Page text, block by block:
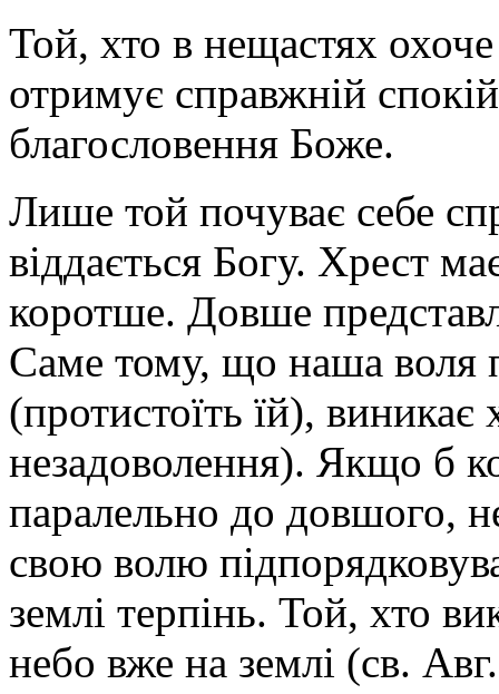
Той, хто в нещастях
отримує справжній
благословення Боже.
Лише той почуває себе
віддається Богу. Хрест
коротше. Довше
Саме тому, що наша воля
(протистоїть їй), виникає
незадоволення). Якщо б
паралельно до довшого,
свою волю
землі терпінь. Той, хто
небо вже на землі (св.